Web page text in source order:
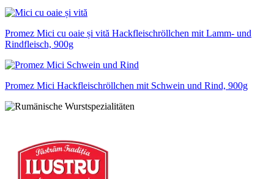
Promez Mici cu oaie și vită Hackfleischröllchen mit Lamm- und
Rindfleisch, 900g
Promez Mici Hackfleischröllchen mit Schwein und Rind, 900g